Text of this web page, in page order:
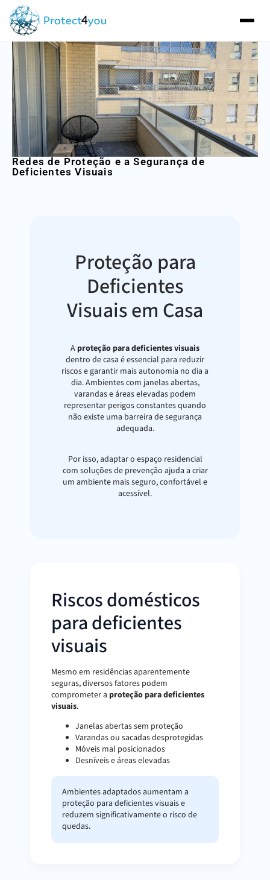
Redes de Proteção e a Segurança de
Deficientes Visuais
Proteção para
Deficientes
Visuais em Casa
A proteção para deficientes visuais
dentro de casa é essencial para reduzir
riscos e garantir mais autonomia no dia a
dia. Ambientes com janelas abertas,
varandas e áreas elevadas podem
representar perigos constantes quando
não existe uma barreira de segurança
adequada.
Por isso, adaptar o espaço residencial
com soluções de prevenção ajuda a criar
um ambiente mais seguro, confortável e
acessível.
Riscos domésticos
para deficientes
visuais
Mesmo em residências aparentemente
seguras, diversos fatores podem
comprometer a proteção para deficientes
visuais.
Janelas abertas sem proteção
Varandas ou sacadas desprotegidas
Móveis mal posicionados
Desníveis e áreas elevadas
Ambientes adaptados aumentam a
proteção para deficientes visuais e
reduzem significativamente o risco de
quedas.